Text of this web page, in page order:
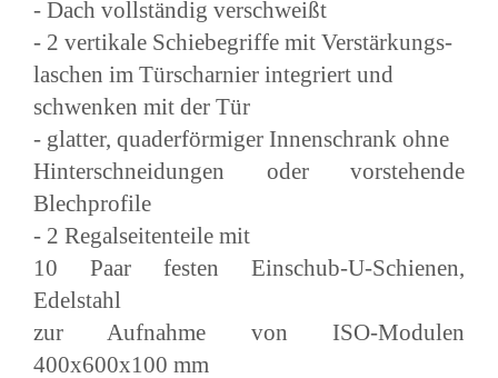
- Dach vollständig verschweißt
- 2 vertikale Schiebegriffe mit Verstärkungs-
laschen im Türscharnier integriert und
schwenken mit der Tür
- glatter, quaderförmiger Innenschrank ohne
Hinterschneidungen oder vorstehende
Blechprofile
- 2 Regalseitenteile mit
10 Paar festen Einschub-U-Schienen,
Edelstahl
zur Aufnahme von ISO-Modulen
400x600x100 mm